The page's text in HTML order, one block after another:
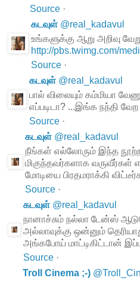
Source ·
கடவுள் @real_kadavul
உங்களுக்கு ஆறு அறிவு
http://pbs.twimg.com/
Source ·
கடவுள் @real_kadavul
பால் விலையும் கம்மியா
எப்படிடா? ...இங்க நந்தி
Source ·
கடவுள் @real_kadavul
நீங்கள் எல்லோரும் இந்த
மிகுந்தவர்களாக வருவீர்கள்
மோடியை பிரதமராக்கி
Source ·
கடவுள் @real_kadavul
நானாச்சும் நல்லா டேன்ஸ்
அல்லாவுக்கு ஒன்னும்
அங்கபோய் மாட்டிகிட்டான்
Source ·
Troll Cinema ;-) @